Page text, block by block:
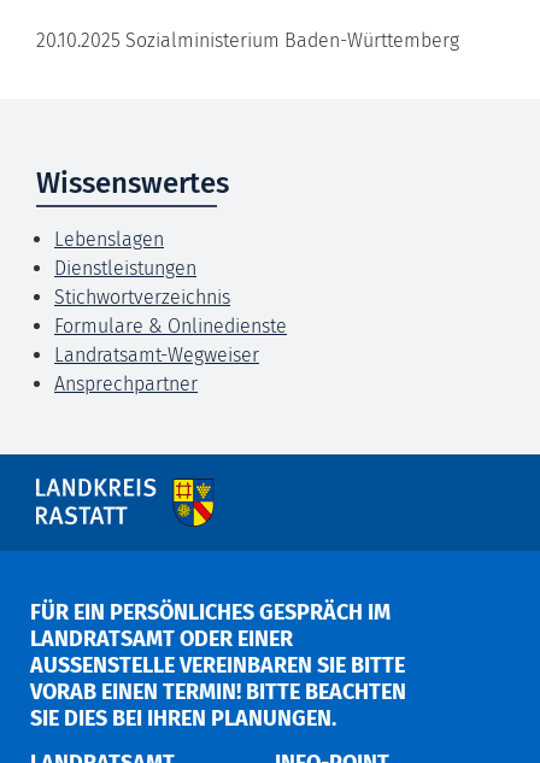
20.10.2025 Sozialministerium Baden-Württemberg
Wissenswertes
Lebenslagen
Dienstleistungen
Stichwortverzeichnis
Formulare & Onlinedienste
Landratsamt-Wegweiser
Ansprechpartner
FÜR EIN PERSÖNLICHES GESPRÄCH IM
LANDRATSAMT ODER EINER
AUSSENSTELLE VEREINBAREN SIE BITTE V
ORAB EINEN TERMIN! BITTE BEACHTEN S
IE DIES BEI IHREN PLANUNGEN.